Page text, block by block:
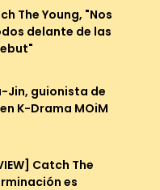
The Young, "Nos
delante de las
Jin, guionista de
K-Drama MOiM
Catch The
es